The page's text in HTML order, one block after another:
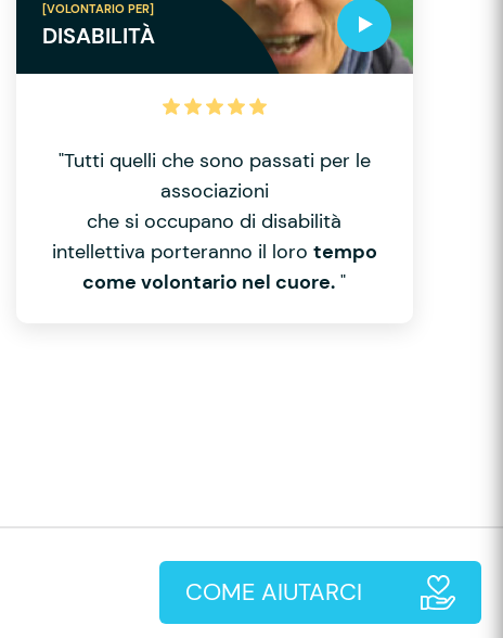
[VOLONTARIO PER]
DISABILITÀ
"Tutti quelli che sono passati per le
associazioni
che si occupano di disabilità
intellettiva porteranno il loro tempo
come volontario nel cuore. "
COME AIUTARCI